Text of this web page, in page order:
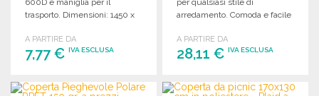
600D e maniglia per il
trasporto. Dimensioni: 1450 x
A PARTIRE DA
7,77 € IVA ESCLUSA
ORDINARE
per qualsiasi stile di
arredamento. Comoda e facile
130 cm.
A PARTIRE DA
28,11 €IVA ESCLUSA
ORDINARE